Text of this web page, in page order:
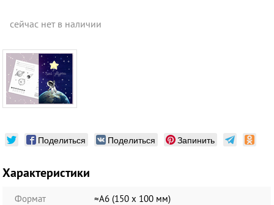
сейчас нет в наличии
Поделиться Поделиться Запинить
Характеристики
Формат ≈А6 (150 х 100 мм)